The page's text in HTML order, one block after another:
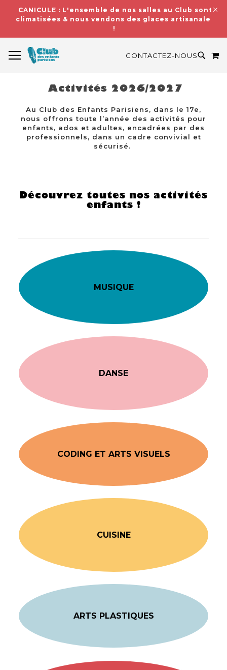
CANICULE : L'ensemble de nos salles au Club sont
climatisées & nous vendons des glaces artisanales
!
CONTACTEZ-NOUS
Activités 2026/2027
Au Club des Enfants Parisiens, dans le 17e,
nous offrons toute l’année des activités pour
enfants, ados et adultes, encadrées par des
professionnels, dans un cadre convivial et
sécurisé.
Découvrez toutes nos activités
enfants !
MUSIQUE
DANSE
CODING ET ARTS VISUELS
CUISINE
ARTS PLASTIQUES